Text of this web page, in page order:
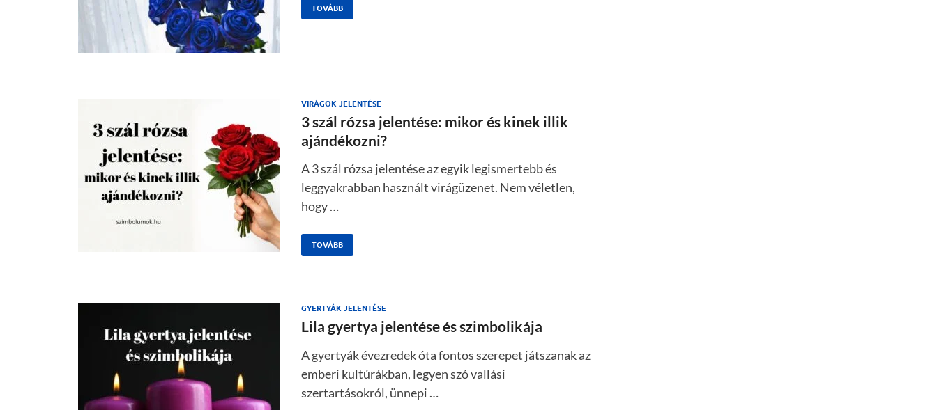
TOVÁBB
VIRÁGOK JELENTÉSE
3 szál rózsa jelentése: mikor és kinek illik
ajándékozni?
A 3 szál rózsa jelentése az egyik legismertebb és
leggyakrabban használt virágüzenet. Nem véletlen,
hogy …
TOVÁBB
GYERTYÁK JELENTÉSE
Lila gyertya jelentése és szimbolikája
A gyertyák évezredek óta fontos szerepet játszanak az
emberi kultúrákban, legyen szó vallási
szertartásokról, ünnepi …